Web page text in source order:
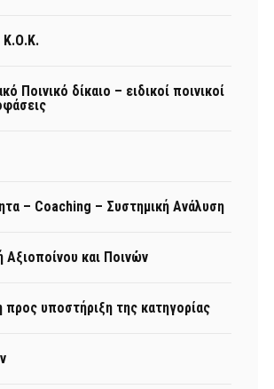
Κ.Ο.Κ.
Ποινικό δίκαιο – ειδικοί ποινικοί
– Coaching – Συστημική Ανάλυση
Αξιοποίνου και Ποινών
προς υποστήριξη της κατηγορίας